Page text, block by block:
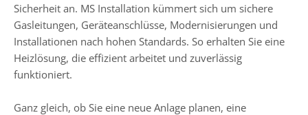
Sicherheit an. MS Installation kümmert sich um sichere
Gasleitungen, Geräteanschlüsse, Modernisierungen und
Installationen nach hohen Standards. So erhalten Sie eine
Heizlösung, die effizient arbeitet und zuverlässig
funktioniert.
Ganz gleich, ob Sie eine neue Anlage planen, eine